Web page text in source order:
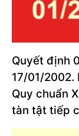
Quyết định
17/01/2002.
Quy chuẩn
tàn tật tiếp